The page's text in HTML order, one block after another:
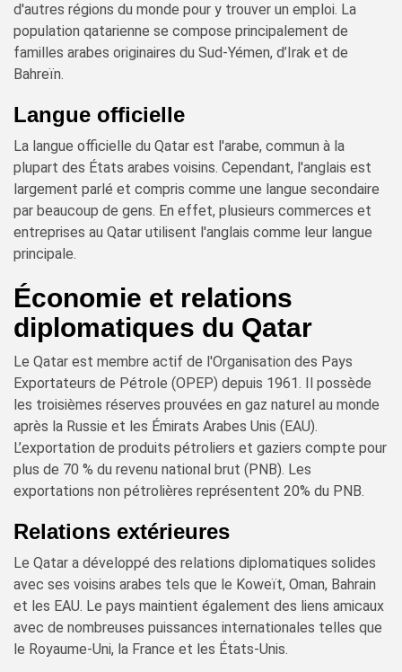
d'autres régions du monde pour y trouver un emploi. La
population qatarienne se compose principalement de
familles arabes originaires du Sud-Yémen, d’Irak et de
Bahreïn.
Langue officielle
La langue officielle du Qatar est l'arabe, commun à la
plupart des États arabes voisins. Cependant, l'anglais est
largement parlé et compris comme une langue secondaire
par beaucoup de gens. En effet, plusieurs commerces et
entreprises au Qatar utilisent l'anglais comme leur langue
principale.
Économie et relations
diplomatiques du Qatar
Le Qatar est membre actif de l'Organisation des Pays
Exportateurs de Pétrole (OPEP) depuis 1961. Il possède
les troisièmes réserves prouvées en gaz naturel au monde
après la Russie et les Émirats Arabes Unis (EAU).
L’exportation de produits pétroliers et gaziers compte pour
plus de 70 % du revenu national brut (PNB). Les
exportations non pétrolières représentent 20% du PNB.
Relations extérieures
Le Qatar a développé des relations diplomatiques solides
avec ses voisins arabes tels que le Koweït, Oman, Bahrain
et les EAU. Le pays maintient également des liens amicaux
avec de nombreuses puissances internationales telles que
le Royaume-Uni, la France et les États-Unis.